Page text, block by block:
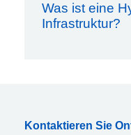
Was ist eine
Infrastruktur?
Kontaktieren Sie